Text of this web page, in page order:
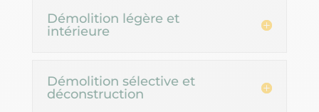
Démolition légère et
intérieure
Démolition sélective et
déconstruction